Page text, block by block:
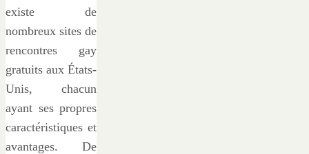
existe de
nombreux sites de
rencontres gay
gratuits aux États-
Unis, chacun
ayant ses propres
caractéristiques et
avantages. De